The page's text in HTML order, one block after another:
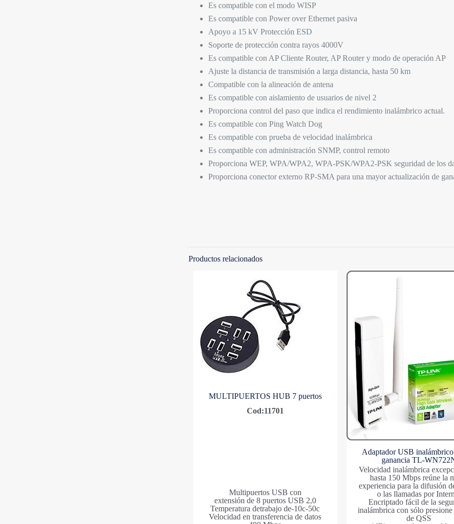
Es compatible con el modo WISP
Es compatible con Power over Ethernet pasiva
Apoyo a 15 kV Protección ESD
Soporte de protección contra rayos 4000V
Es compatible con AP Cliente Router, AP Router y modo de operación AP
Ajuste la distancia de transmisión a larga distancia, hasta 50 km
Compatible con la alineación de antena
Es compatible con aislamiento de usuarios de nivel 2
Proporciona control del paso que indica el rendimiento inalámbrico actual.
Es compatible con Ping Watch Dog
Es compatible con prueba de velocidad inalámbrica
Es compatible con administración SNMP, control remoto
Proporciona WEP, WPA/WPA2, WPA-PSK/WPA2-PSK seguridad de los
Proporciona conector externo RP-SMA para una mayor actualización de
Productos relacionados
MULTIPUERTOS HUB 7 puertos
Cod:11701
Multipuertos USB con
extensión de 8 puertos USB 2,0
Temperatura detrabajo de-10c-50c
Velocidad en transferencia de datos
Adaptador USB inalámbrico
ganancia TL-
Velocidad inalámbrica
hasta 150 Mbps reúne la
experiencia para la difusión
o las llamadas por
Encriptado fácil de la
inalámbrica con sólo
de QSS